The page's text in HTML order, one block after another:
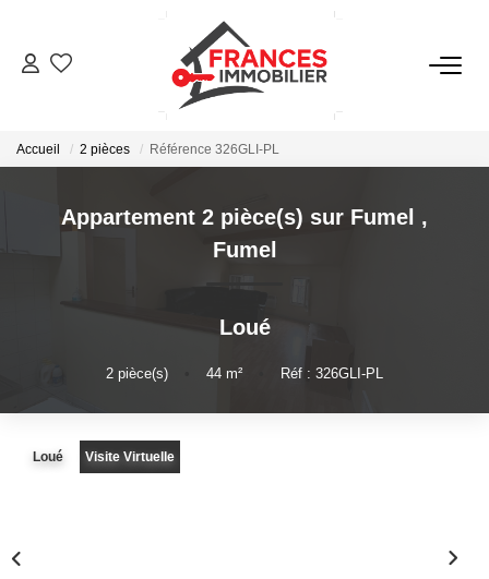
GESTION LOCATIVE
NOTRE AGENCE
Accueil 2 pièces Référence 326GLI-PL
Appartement 2 pièce(s) sur Fumel ,
Fumel
Loué
2 pièce(s) 44 m² Réf : 326GLI-PL
Loué Visite Virtuelle